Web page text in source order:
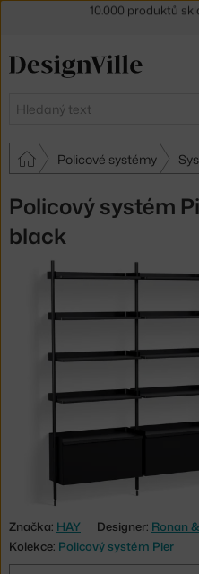
Hledat
Policové systémy
Policový systém
black
Značka: HAY Designer: Ronan
Kolekce: Policový systém Pier
30 dní na